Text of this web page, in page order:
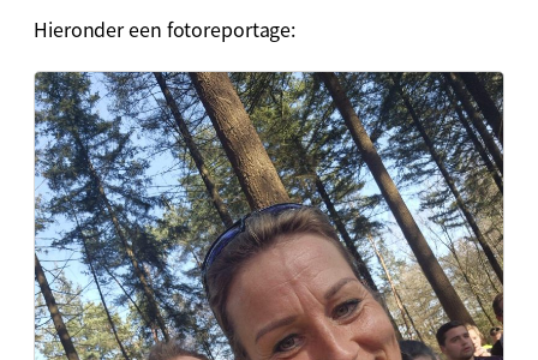
Hieronder een fotoreportage: